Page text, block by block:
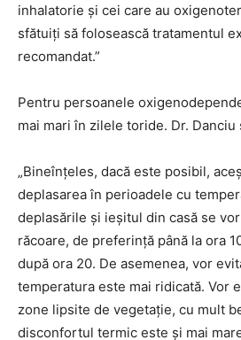
inhalatorie și cei care au
sfătuiți să folosească tratamentul
recomandat.”
Pentru persoanele
mai mari în zilele toride. Dr. Danciu
„Bineînțeles, dacă este posibil,
deplasarea în perioadele cu
deplasările și ieșitul din casă se
răcoare, de preferință până la ora
după ora 20. De asemenea, vor
temperatura este mai ridicată. Vor
zone lipsite de vegetație, cu mult
disconfortul termic este și mai